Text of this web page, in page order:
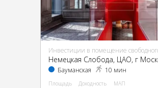
Бауманская 10 мин
Площадь Доходность МАП